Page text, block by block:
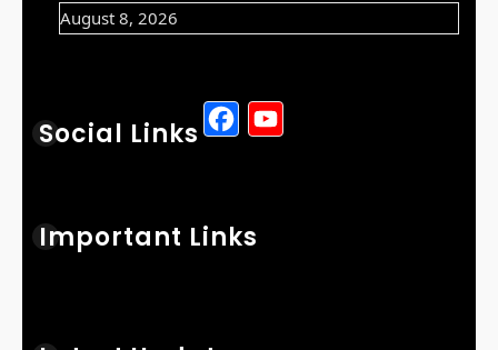
August 8, 2026
Social Links Facebook
Important Links